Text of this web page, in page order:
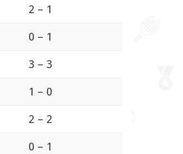
2 – 1
0 – 1
3 – 3
1 – 0
2 – 2
0 – 1